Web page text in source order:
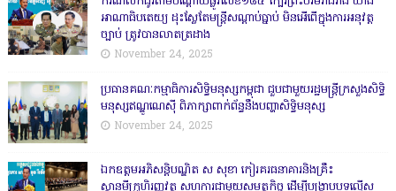
អាណាធិបតេយ្យ ដុះស្លែតែមន្ត្រីសណ្តាប់ធ្នាប់ មិនអើពើក្នុងការអនុវត្ត
ច្បាប់ ត្រូវបានលាតត្រដាង
November 24, 2025
ប្រធានគណៈកម្មាធិការសិទ្ធិមនុស្សកម្ពុជា ជួបជាមួយរដ្ឋមន្ត្រីក្រសួងសិទ្ធិ
មនុស្សឥណ្ឌូណេស៊ី ពិភាក្សាពាក់ព័ន្ធនឹងបញ្ហាសិទ្ធិមនុស្ស
November 24, 2025
ឯកឧត្តមអភិសន្តិបណ្ឌិត ស សុខា កៀរគរធនាគារនិងគ្រឹះ
ស្ថានមីក្រូហិរញ្ញវត្ថុ សហការជាមួយសមត្ថកិច្ច ដើម្បីបង្ក្រាបបទល្មើស